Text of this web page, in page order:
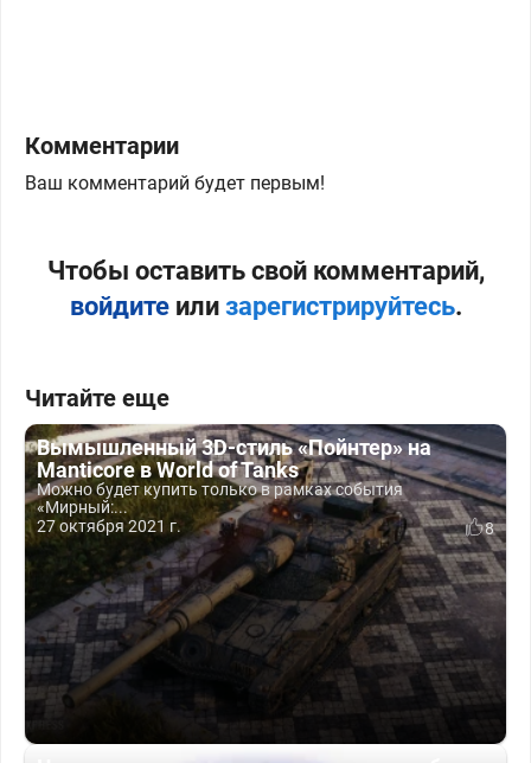
Комментарии
Ваш комментарий будет первым!
Чтобы оставить свой комментарий,
войдитеили зарегистрируйтесь.
Читайте еще
Вымышленный 3D-стиль «Пойнтер» на
Manticore в World of Tanks
Можно будет купить только в рамках события
«Мирный:...
27 октября 2021 г.
8